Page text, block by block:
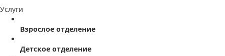
Услуги
Взрослое отделение
Детское отделение